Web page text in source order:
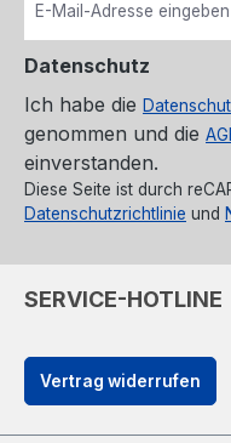
Datenschutz
Ich habe die
genommen und die
einverstanden.
Diese Seite ist durch
Datenschutzrichtlinie und
SERVICE-HOTLINE
Vertrag widerrufen